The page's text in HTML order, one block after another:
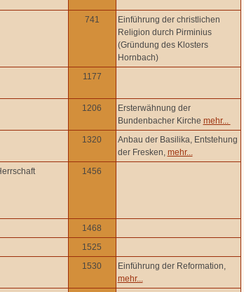
741
Einführung der christlichen
Religion durch Pirminius
(Gründung des Klosters
Hornbach)
1177
1206
Ersterwähnung der
Bundenbacher Kirche mehr...
1320
Anbau der Basilika, Entstehung
der Fresken, mehr...
1456
1468
1525
1530
Einführung der Reformation,
mehr...